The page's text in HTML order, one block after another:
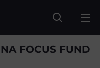
Fonds
FOCUS FUND